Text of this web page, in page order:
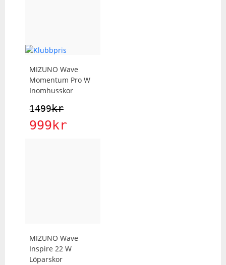
MIZUNO Wave
Momentum Pro W
Inomhusskor
1499kr
999kr
MIZUNO Wave
Inspire 22 W
Löparskor